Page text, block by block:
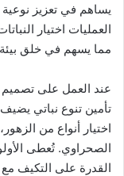
يساهم في تعزيز نوعية
العمليات اختيار
مما يسهم في خلق
عند العمل على تصميم
تأمين تنوع نباتي
اختيار أنواع من
الصحراوي. تُعطى
القدرة على التكيف مع